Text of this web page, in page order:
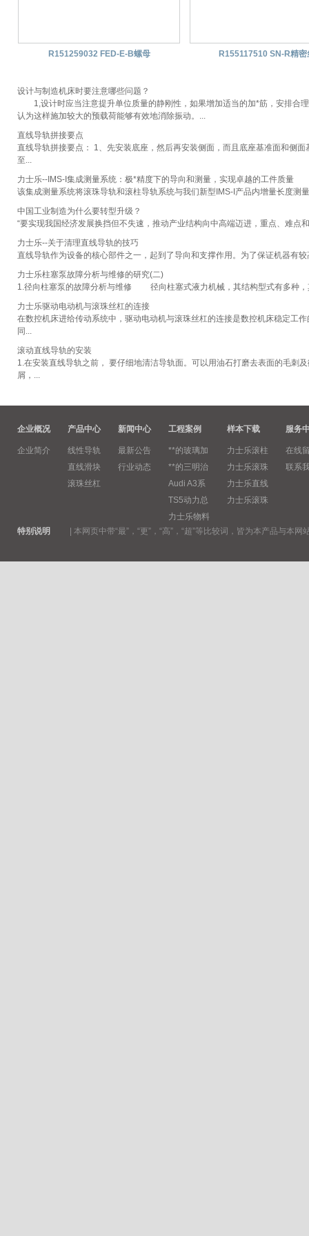
R151259032 FED-E-B螺母 R155117510 SN-R精密
设计与制造机床时要注意哪些问题？
1,设计时应当注意提升单位质量的静刚性，如果增加适当的加*筋，安排合
认为这样施加较大的预载荷能够有效地消除振动。...
直线导轨拼接要点
直线导轨拼接要点： 1、先安装底座，然后再安装侧面，而且底座基准面和侧
至...
力士乐--IMS-I集成测量系统：极*精度下的导向和测量，实现卓越的工件质量
该集成测量系统将滚珠导轨和滚柱导轨系统与我们新型IMS-I产品内增量长度
中国工业制造为什么要转型升级？
“要实现我国经济发展换挡但不失速，推动产业结构向中高端迈进，重点、难
力士乐--关于清理直线导轨的技巧
直线导轨作为设备的核心部件之一，起到了导向和支撑作用。为了保证机器有
力士乐柱塞泵故障分析与维修的研究(二)
1.径向柱塞泵的故障分析与维修 径向柱塞式液力机械，其结构型式有多种，
力士乐驱动电动机与滚珠丝杠的连接
在数控机床进给传动系统中，驱动电动机与滚珠丝杠的连接是数控机床稳定工
同...
滚动直线导轨的安装
1.在安装直线导轨之前， 要仔细地清洁导轨面。可以用油石打磨去表面的毛刺
屑，...
企业概况
企业简介
产品中心
线性导轨
直线滑块
滚珠丝杠
新闻中心
最新公告
行业动态
工程案例
**的玻璃加
**的三明治
Audi A3系
TS5动力总
力士乐物料
样本下载
力士乐滚柱
力士乐滚珠
力士乐直线
力士乐滚珠
服务
在线
联系
特别说明 本网页中带“最”，“更”，“高”，“超”等比较词，皆为本产品与本网